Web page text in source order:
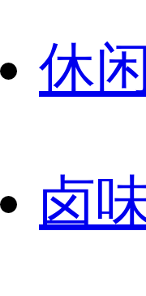
休
卤